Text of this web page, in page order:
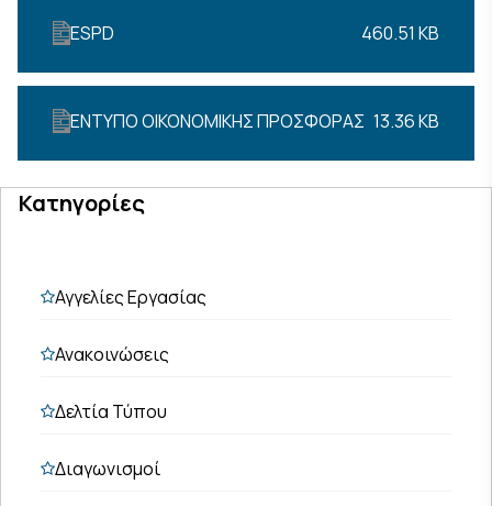
ESPD 460.51 KB
ΕΝΤΥΠΟ ΟΙΚΟΝΟΜΙΚΗΣ ΠΡΟΣΦΟΡΑΣ 13.36 KB
Κατηγορίες
Αγγελίες Εργασίας
Ανακοινώσεις
Δελτία Τύπου
Διαγωνισμοί